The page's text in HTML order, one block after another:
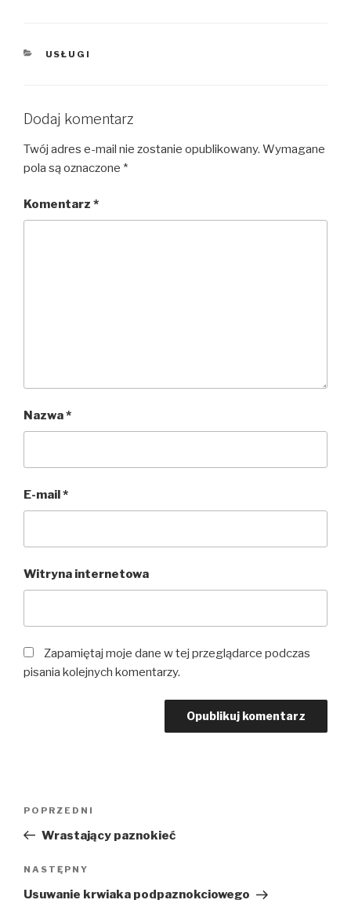
USŁUGI
Dodaj komentarz
Twój adres e-mail nie zostanie opublikowany. Wymagane
pola są oznaczone *
Komentarz *
Nazwa*
E-mail*
Witryna internetowa
Zapamiętaj moje dane w tej przeglądarce podczas
pisania kolejnych komentarzy.
POPRZEDNI
Wrastający paznokieć
NASTĘPNY
Usuwanie krwiaka podpaznokciowego